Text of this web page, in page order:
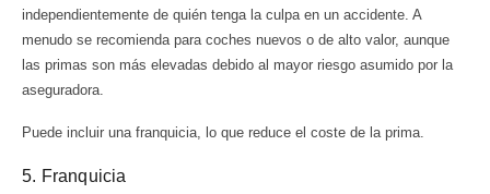
independientemente de quién tenga la culpa en un accidente. A
menudo se recomienda para coches nuevos o de alto valor, aunque
las primas son más elevadas debido al mayor riesgo asumido por la
aseguradora.
Puede incluir una franquicia, lo que reduce el coste de la prima.
5. Franquicia